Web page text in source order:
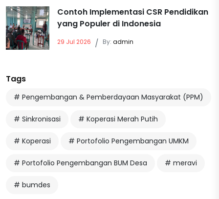
Contoh Implementasi CSR Pendidikan
yang Populer di Indonesia
29 Jul 2026 / By: admin
Tags
# Pengembangan & Pemberdayaan Masyarakat (PPM)
# Sinkronisasi # Koperasi Merah Putih
# Koperasi # Portofolio Pengembangan UMKM
# Portofolio Pengembangan BUM Desa # meravi
# bumdes